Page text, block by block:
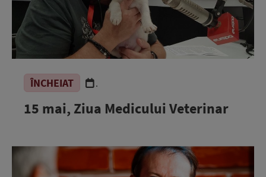
ÎNCHEIAT .
15 mai, Ziua Medicului Veterinar